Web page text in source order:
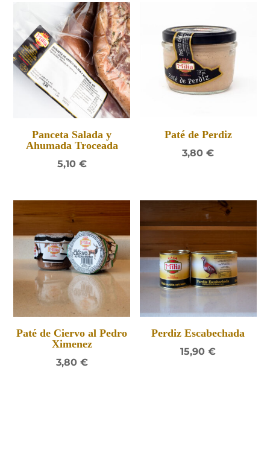
Panceta Salada y
Ahumada Troceada
5,10 €
Paté de Perdiz
3,80€
Paté de Ciervo al Pedro
Ximenez
3,80 €
Perdiz Escabechada
15,90€